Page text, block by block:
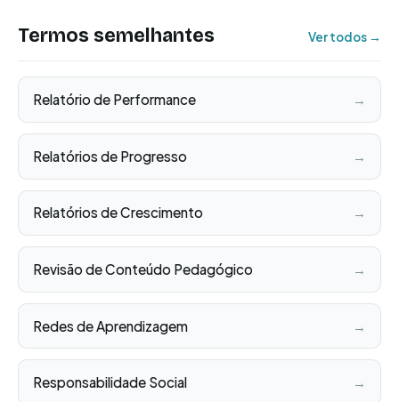
Termos semelhantes Ver todos →
Relatório de Performance →
Relatórios de Progresso →
Relatórios de Crescimento →
Revisão de Conteúdo Pedagógico →
Redes de Aprendizagem →
Responsabilidade Social →